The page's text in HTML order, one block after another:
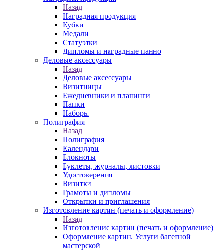
Назад
Наградная продукция
Кубки
Медали
Статуэтки
Дипломы и наградные панно
Деловые аксессуары
Назад
Деловые аксессуары
Визитницы
Ежедневники и планинги
Папки
Наборы
Полиграфия
Назад
Полиграфия
Календари
Блокноты
Буклеты, журналы, листовки
Удостоверения
Визитки
Грамоты и дипломы
Открытки и приглашения
Изготовление картин (печать и оформление)
Назад
Изготовление картин (печать и оформление)
Оформление картин. Услуги багетной
мастерской